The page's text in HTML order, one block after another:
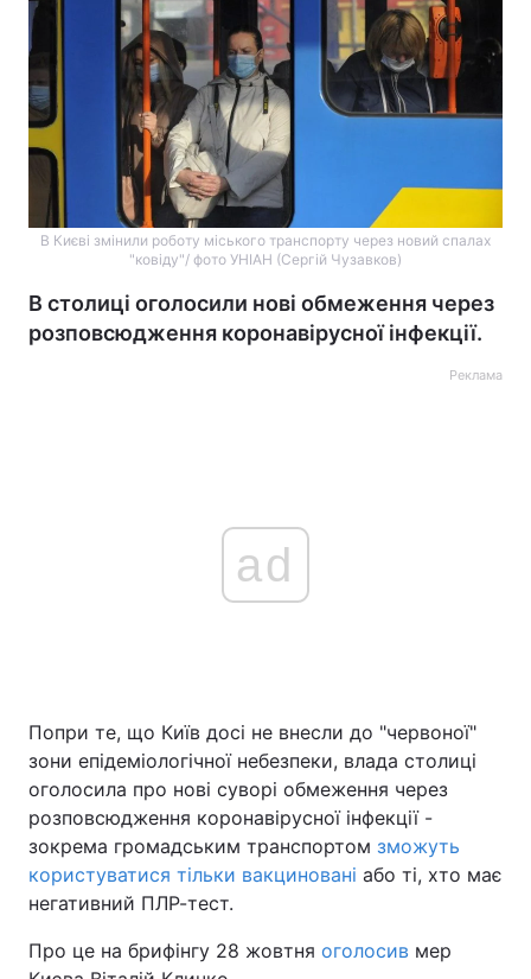
В Києві змінили роботу міського транспорту через новий спалах
"ковіду"/ фото УНІАН (Сергій Чузавков)
В столиці оголосили нові обмеження через
розповсюдження коронавірусної інфекції.
Реклама
ad
Попри те, що Київ досі не внесли до "червоної"
зони епідеміологічної небезпеки, влада столиці
оголосила про нові суворі обмеження через
розповсюдження коронавірусної інфекції -
зокрема громадським транспортом зможуть
користуватися тільки вакциновані або ті, хто має
негативний ПЛР-тест.
Про це на брифінгу 28 жовтня оголосив мер